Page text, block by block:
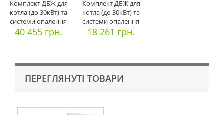
Комплект ДБЖ для
котла (до 30кВт) та
системи опалення
(компл
40 455 грн.
Комплект ДБЖ для
котла (до 30кВт) та
системи опалення
(компл
18 261 грн.
ПЕРЕГЛЯНУТІ ТОВАРИ